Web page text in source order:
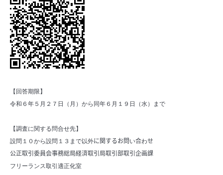
【回答期限】
令和６年５月２７日（月）から同年６月１９日（水）まで
【調査に関する問合せ先】
設問１０から設問１３まで以外に関するお問 い合わせ
公正取引委員会事務総局経済取引局取引部取引企画課
フリーランス取引適正化室